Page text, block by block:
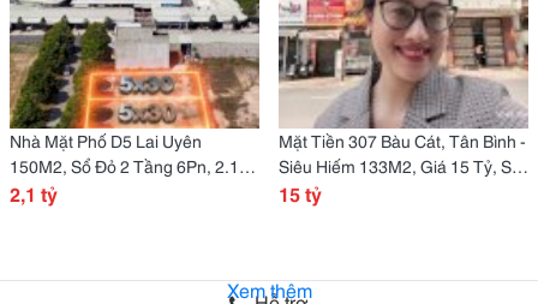
Nhà Mặt Phố D5 Lai Uyên
150M2, Sổ Đỏ 2 Tầng 6Pn, 2.1
Tỷ - Cơ Hội Vàng Không Thể Bỏ
2,1 tỷ
Mặt Tiền 307 Bàu Cát, Tân Bình -
Siêu Hiếm 133M2, Giá 15 Tỷ, Sổ
Hồng Chính Chủ - Nhỉnh Bao
15 tỷ
Xem thêm